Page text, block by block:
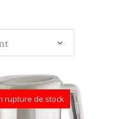
rupture de stock